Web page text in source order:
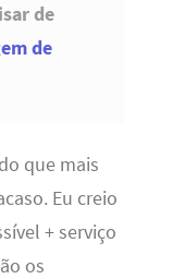
de
de
que mais
Eu creio
+ serviço
os